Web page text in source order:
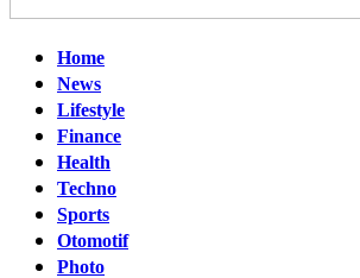
Home
News
Lifestyle
Finance
Health
Techno
Sports
Otomotif
Photo